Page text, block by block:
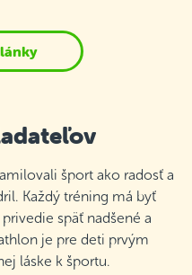
šport ako radosť a
Každý tréning má byť
späť nadšené a
je pre deti prvým
láske k športu.